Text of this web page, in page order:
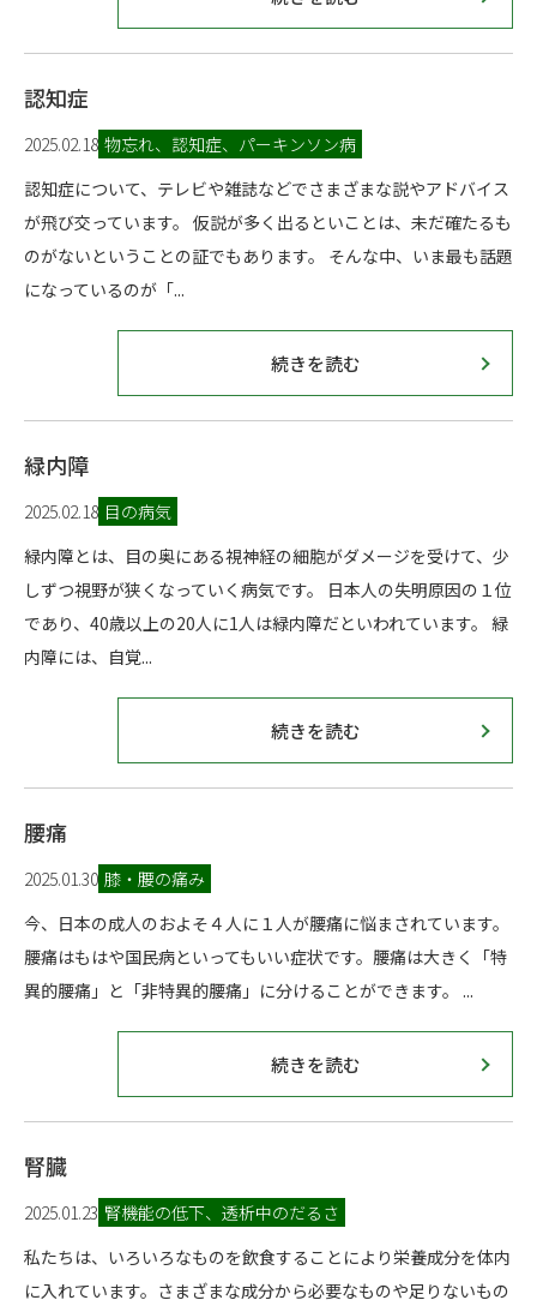
認知症
2025.02.18 物忘れ、認知症、パーキンソン病
認知症について、テレビや雑誌などでさまざまな説やアドバイス
が飛び交っています。 仮説が多く出るといことは、未だ確たるも
のがないということの証でもあります。 そんな中、いま最も話題
になっているのが「...
続きを読む
緑内障
2025.02.18 目の病気
緑内障とは、目の奥にある視神経の細胞がダメージを受けて、少
しずつ視野が狭くなっていく病気です。 日本人の失明原因の１位
であり、40歳以上の20人に1人は緑内障だといわれています。 緑
内障には、自覚...
続きを読む
腰痛
2025.01.30 膝・腰の痛み
今、日本の成人のおよそ４人に１人が腰痛に悩まされています。
腰痛はもはや国民病といってもいい症状です。腰痛は大きく「特
異的腰痛」と「非特異的腰痛」に分けることができます。 ...
続きを読む
腎臓
2025.01.23 腎機能の低下、透析中のだるさ
私たちは、いろいろなものを飲食することにより栄養成分を体内
に入れています。さまざまな成分から必要なものや足りないもの